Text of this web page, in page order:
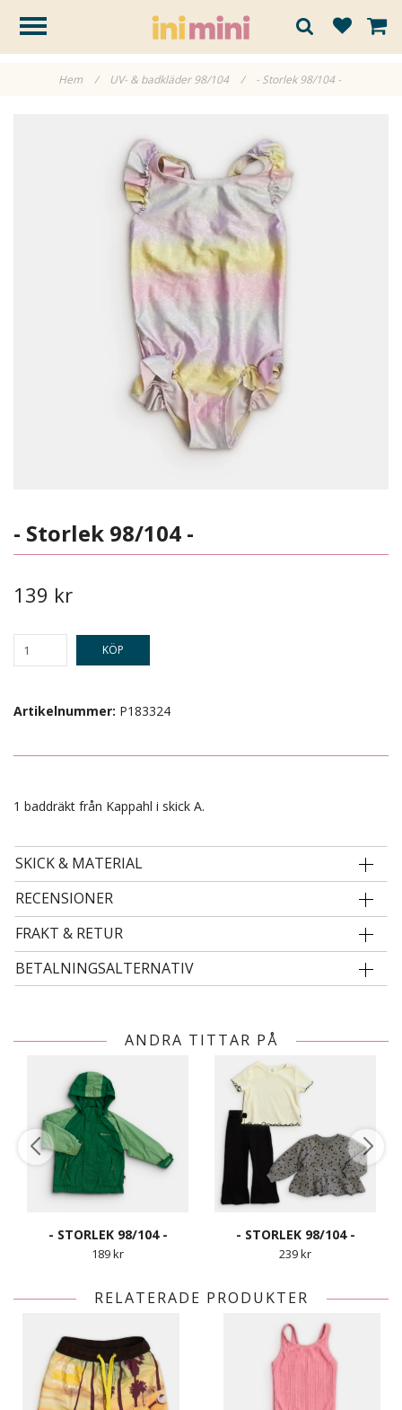
Hem / UV- & badkläder 98/104 / - Storlek 98/104 -
- Storlek 98/104 -
139 kr
KÖP
Artikelnummer: P183324
1 baddräkt från Kappahl i skick A.
SKICK & MATERIAL
RECENSIONER
FRAKT & RETUR
BETALNINGSALTERNATIV
ANDRA TITTAR PÅ
- STORLEK 98/104 -
189 kr
- STORLEK 98/104 -
239 kr
RELATERADE PRODUKTER